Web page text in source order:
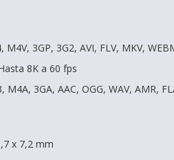
3GP, 3G2, AVI, FLV, MKV,
8K a 60 fps
3GA, AAC, OGG, WAV, AMR,
x 7,2 mm